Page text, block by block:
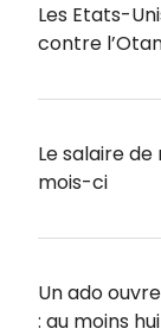
Les Etats-
contre
Le salaire
mois-ci
Un ado
: au moins